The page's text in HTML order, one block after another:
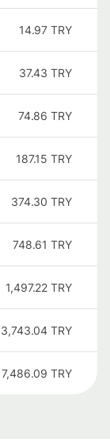
14.97 TRY
37.43 TRY
74.86 TRY
187.15 TRY
374.30 TRY
748.61 TRY
1,497.22 TRY
3,743.04 TRY
7,486.09 TRY